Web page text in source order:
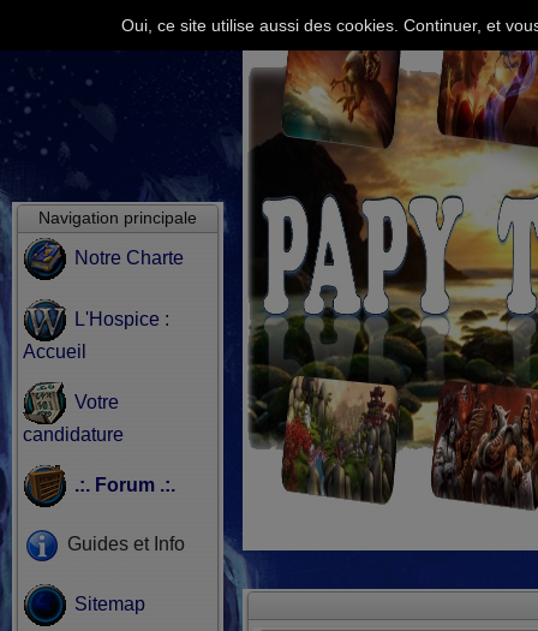
Navigation principale
Notre Charte
L'Hospice :
Accueil
Votre
candidature
.:. Forum .:.
Guides et Info
Sitemap
Oui, ce site utilise aussi des cookies. Continuer, et